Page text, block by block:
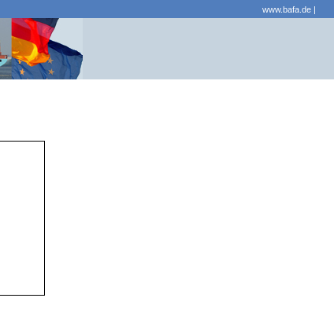
www.bafa.de |